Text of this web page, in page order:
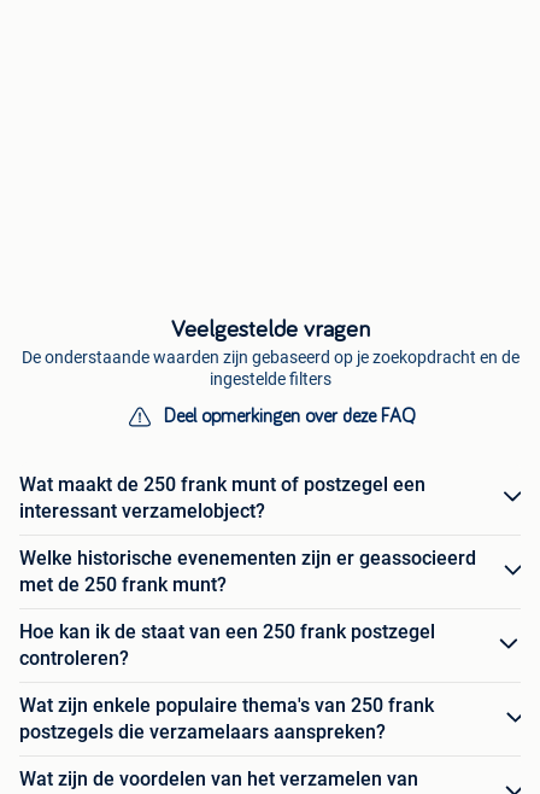
Veelgestelde vragen
De onderstaande waarden zijn gebaseerd op je zoekopdracht en de
ingestelde filters
Deel opmerkingen over deze FAQ
Wat maakt de 250 frank munt of postzegel een
interessant verzamelobject?
Welke historische evenementen zijn er geassocieerd
met de 250 frank munt?
Hoe kan ik de staat van een 250 frank postzegel
controleren?
Wat zijn enkele populaire thema's van 250 frank
postzegels die verzamelaars aanspreken?
Wat zijn de voordelen van het verzamelen van